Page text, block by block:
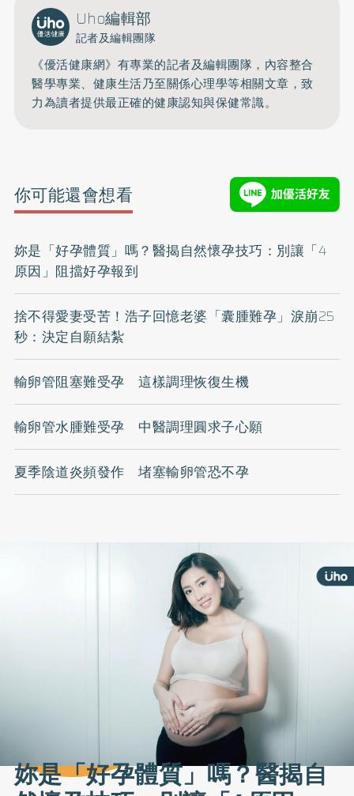
Uho編輯部
記者及編輯團隊
《優活健康網》有專業的記者及編輯團隊，內容整合
醫學專業、健康生活乃至關係心理學等相關文章，致
力為讀者提供最正確的健康認知與保健常識。
你可能還會想看
妳是「好孕體質」嗎？醫揭自然懷孕技巧：別讓「4
原因」阻擋好孕報到
捨不得愛妻受苦！浩子回憶老婆「囊腫難孕」淚崩25
秒：決定自願結紮
輸卵管阻塞難受孕 這樣調理恢復生機
輸卵管水腫難受孕 中醫調理圓求子心願
夏季陰道炎頻發作 堵塞輸卵管恐不孕
妳是「好孕體質」嗎？醫揭自